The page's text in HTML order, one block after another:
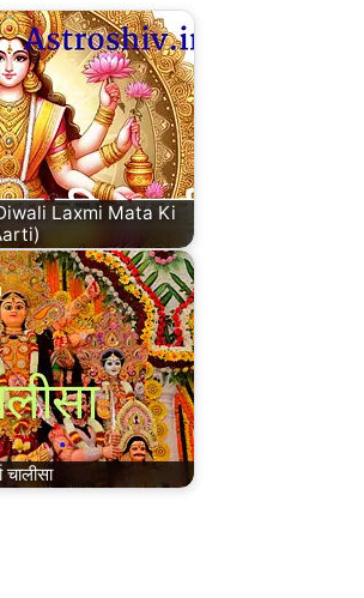
(Diwali Laxmi Mata Ki
चालीसा